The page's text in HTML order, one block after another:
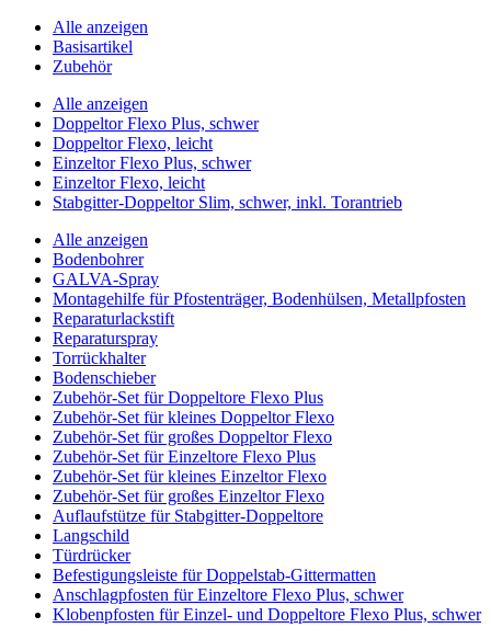
Alle anzeigen
Basisartikel
Zubehör
Alle anzeigen
Doppeltor Flexo Plus, schwer
Doppeltor Flexo, leicht
Einzeltor Flexo Plus, schwer
Einzeltor Flexo, leicht
Stabgitter-Doppeltor Slim, schwer, inkl. Torantrieb
Alle anzeigen
Bodenbohrer
GALVA-Spray
Montagehilfe für Pfostenträger, Bodenhülsen, Metallpfosten
Reparaturlackstift
Reparaturspray
Torrückhalter
Bodenschieber
Zubehör-Set für Doppeltore Flexo Plus
Zubehör-Set für kleines Doppeltor Flexo
Zubehör-Set für großes Doppeltor Flexo
Zubehör-Set für Einzeltore Flexo Plus
Zubehör-Set für kleines Einzeltor Flexo
Zubehör-Set für großes Einzeltor Flexo
Auflaufstütze für Stabgitter-Doppeltore
Langschild
Türdrücker
Befestigungsleiste für Doppelstab-Gittermatten
Anschlagpfosten für Einzeltore Flexo Plus, schwer
Klobenpfosten für Einzel- und Doppeltore Flexo Plus, schwer